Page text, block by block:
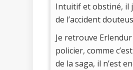
Intuitif et obstiné, il
de l’accident
Je retrouve
policier, comme
de la saga, il n’est